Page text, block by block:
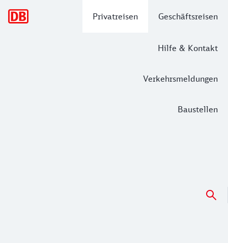
Privatreisen Geschäftsreisen
Hilfe & Kontakt
Verkehrsmeldungen
Baustellen